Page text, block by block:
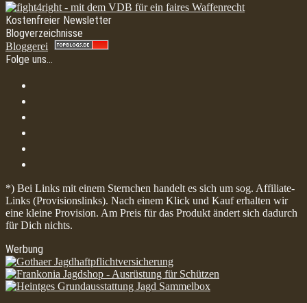
Kostenfreier Newsletter
Blogverzeichnisse
Bloggerei
Folge uns…
*) Bei Links mit einem Sternchen handelt es sich um sog. Affiliate-
Links (Provisionslinks). Nach einem Klick und Kauf erhalten wir
eine kleine Provision. Am Preis für das Produkt ändert sich dadurch
für Dich nichts.
Werbung